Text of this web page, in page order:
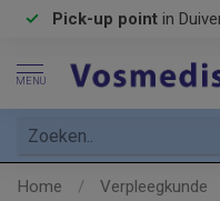
Pick-up point in
MENU
Home / Verpleegkunde